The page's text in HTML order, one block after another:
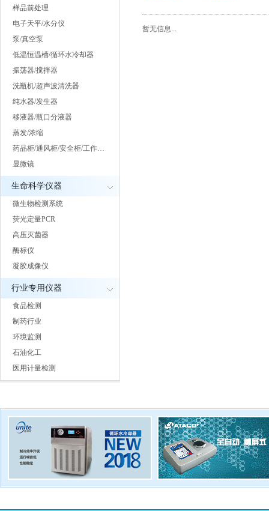
样品前处理
电子天平/水分仪
泵/真空泵
低温恒温槽/循环水冷却器
振荡器/搅拌器
洗瓶机/超声波清洗器
纯水器/发生器
移液器/瓶口分液器
蒸发/浓缩
药品柜/通风柜/安全柜/工作…
显微镜
生命科学仪器
微生物检测系统
荧光定量PCR
高压灭菌器
酶标仪
凝胶成像仪
行业专用仪器
食品检测
制药行业
环境监测
石油化工
医用计量检测
暂无信息...